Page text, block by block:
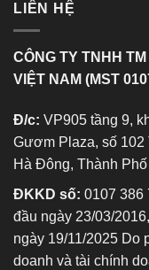
LIÊN HỆ
CÔNG TY TNHH
VIỆT NAM (MST
Đ/c: VP905 tầng 9,
Gươm Plaza, số
Hà Đông, Thành
ĐKKD số: 0107 386
đầu ngày 23/03/
ngày 19/11/2025 Do
doanh và tài chính